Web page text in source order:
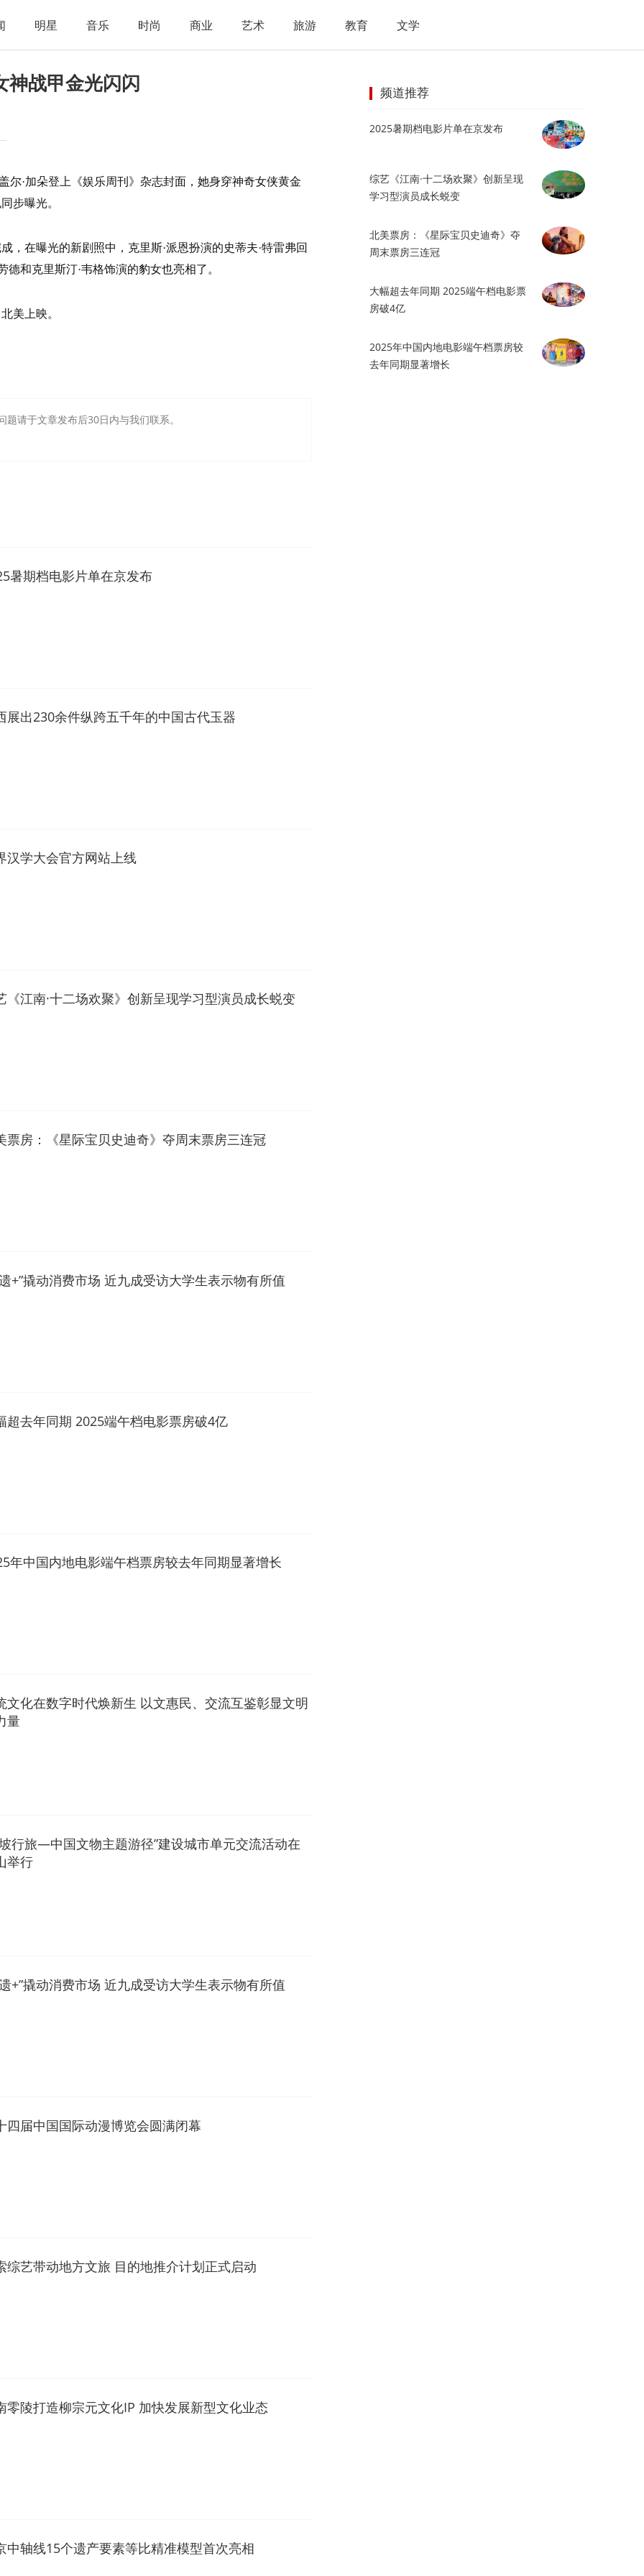
明星 音乐 时尚 商业 艺术 旅游 教育 文学
神战甲金光闪闪
尔·加朵登上《娱乐周刊》杂志封面，她身穿神奇女侠黄金
步曝光。
，在曝光的新剧照中，克里斯·派恩扮演的史蒂夫·特雷弗回
和克里斯汀·韦格饰演的豹女也亮相了。
美上映。
请于文章发布后30日内与我们联系。
暑期档电影片单在京发布
展出230余件纵跨五千年的中国古代玉器
汉学大会官方网站上线
《江南·十二场欢聚》创新呈现学习型演员成长蜕变
票房：《星际宝贝史迪奇》夺周末票房三连冠
+”撬动消费市场 近九成受访大学生表示物有所值
超去年同期 2025端午档电影票房破4亿
年中国内地电影端午档票房较去年同期显著增长
文化在数字时代焕新生 以文惠民、交流互鉴彰显文明
量
行旅—中国文物主题游径”建设城市单元交流活动在
举行
+”撬动消费市场 近九成受访大学生表示物有所值
四届中国国际动漫博览会圆满闭幕
综艺带动地方文旅 目的地推介计划正式启动
零陵打造柳宗元文化IP 加快发展新型文化业态
中轴线15个遗产要素等比精准模型首次亮相
频道推荐
2025暑期档电影片单在京发布
综艺《江南·十二场欢聚》创新呈现
学习型演员成长蜕变
北美票房：《星际宝贝史迪奇》夺
周末票房三连冠
大幅超去年同期 2025端午档电影票
房破4亿
2025年中国内地电影端午档票房较
去年同期显著增长